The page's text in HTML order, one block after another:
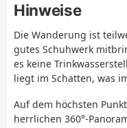
Hinweise
Die Wanderung ist
gutes Schuhwerk
es keine
liegt im Schatten, was
Auf dem höchsten
herrlichen 360°-